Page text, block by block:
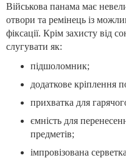
Військова панама має
отвори та ремінець із
фіксації. Крім захисту від
слугувати як:
підшоломник;
додаткове кріплення
прихватка для
ємність для
предметів;
імпровізована